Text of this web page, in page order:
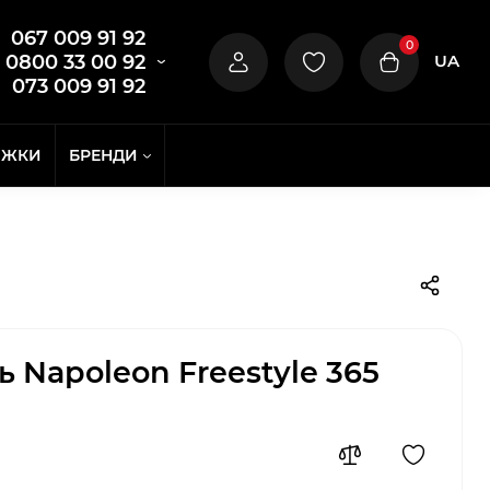
067 009 91 92
0800 33 00 92
073 009 91 92
0
UA
БРЕНДИ
Napoleon Freestyle 365